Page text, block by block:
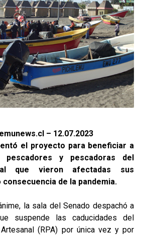
– 12.07.2023
el proyecto para beneficiar a
pescadores y pescadoras del
que vieron afectadas sus
de la pandemia.
la sala del Senado despachó a
suspende las caducidades del
(RPA) por única vez y por